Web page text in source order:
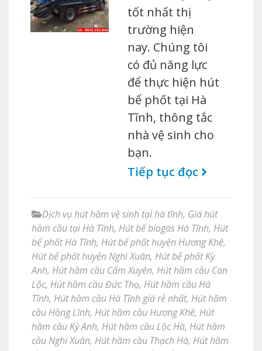
tốt nhất thị
trường hiện
nay. Chúng tôi
có đủ năng lực
để thực hiện hút
bể phốt tại Hà
Tĩnh, thông tắc
nhà vệ sinh cho
bạn.
Tiếp tục đọc
Dịch vụ hút hầm vệ sinh tại hà tĩnh, Giá hút
hầm cầu tại Hà Tĩnh, Hút bể biogas Hà Tĩnh, Hút
bể phốt Hà Tĩnh, Hút bể phốt huyện Hương Khê,
Hút bể phốt huyện Nghi Xuân, Hút bể phốt Kỳ
Anh, Hút hầm cầu Cẩm Xuyên, Hút hầm cầu Can
Lộc, Hút hầm cầu Đức Thọ, Hút hầm cầu Hà
Tĩnh, Hút hầm cầu Hà Tĩnh giá rẻ nhất, Hút hầm
cầu Hồng Lĩnh, Hút hầm cầu Hương Khê, Hút
hầm cầu Kỳ Anh, Hút hầm cầu Lộc Hà, Hút hầm
cầu Nghi Xuân, Hút hầm cầu Thạch Hà, Hút hầm